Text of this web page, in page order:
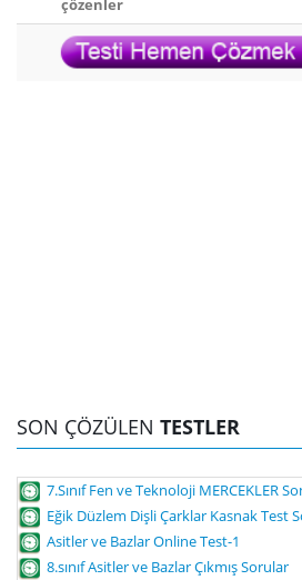
çözenler
SON ÇÖZÜLEN TESTLER
7.Sınıf Fen ve Teknoloji MERCEKLER
Eğik Düzlem Dişli Çarklar Kasnak Test
Asitler ve Bazlar Online Test-1
8.sınıf Asitler ve Bazlar Çıkmış Sorular